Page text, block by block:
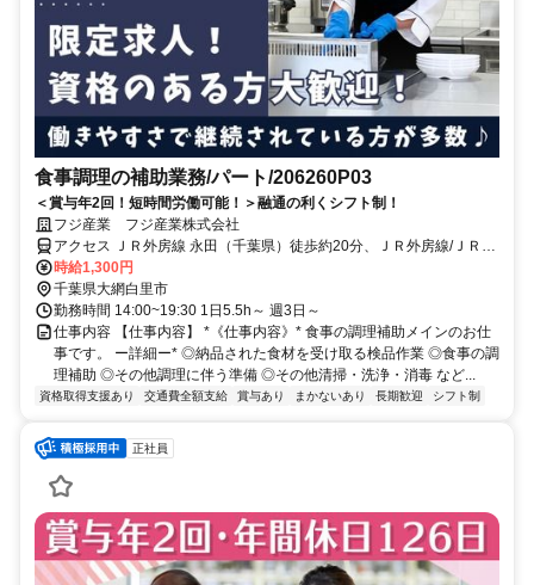
食事調理の補助業務/パート/206260P03
＜賞与年2回！短時間労働可能！＞融通の利くシフト制！
フジ産業 フジ産業株式会社
アクセス ＪＲ外房線 永田（千葉県）徒歩約20分、ＪＲ外房線/ＪＲ総
武本線 大網徒歩約39分、ＪＲ東金線 大網徒歩約39分 ＪＲ外房線 永
田駅 車４分
時給1,300円
千葉県大網白里市
勤務時間 14:00~19:30 1日5.5h～ 週3日～
仕事内容 【仕事内容】 *《仕事内容》* 食事の調理補助メインのお仕
事です。 ー詳細ー* ◎納品された食材を受け取る検品作業 ◎食事の調
理補助 ◎その他調理に伴う準備 ◎その他清掃・洗浄・消毒 など...
資格取得支援あり 交通費全額支給 賞与あり まかないあり 長期歓迎 シフト制
正社員